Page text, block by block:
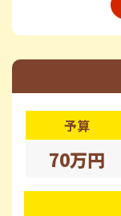
予算
70万円